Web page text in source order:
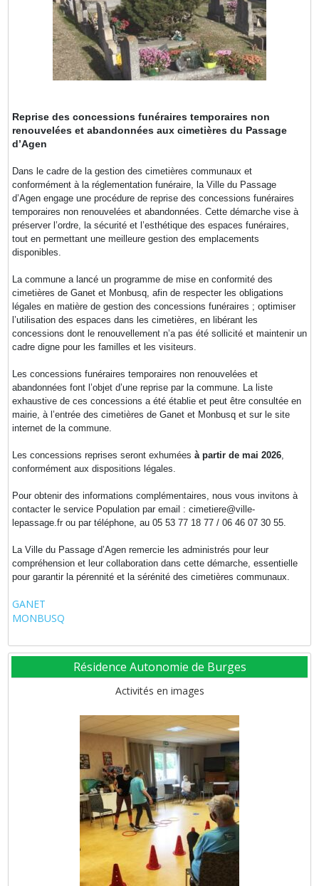
Reprise des concessions funéraires temporaires non
renouvelées et abandonnées aux cimetières du Passage
d’Agen
Dans le cadre de la gestion des cimetières communaux et
conformément à la réglementation funéraire, la Ville du Passage
d’Agen engage une procédure de reprise des concessions funéraires
temporaires non renouvelées et abandonnées. Cette démarche vise à
préserver l’ordre, la sécurité et l’esthétique des espaces funéraires,
tout en permettant une meilleure gestion des emplacements
disponibles.
La commune a lancé un programme de mise en conformité des
cimetières de Ganet et Monbusq, afin de respecter les obligations
légales en matière de gestion des concessions funéraires ; optimiser
l’utilisation des espaces dans les cimetières, en libérant les
concessions dont le renouvellement n’a pas été sollicité et maintenir un
cadre digne pour les familles et les visiteurs.
Les concessions funéraires temporaires non renouvelées et
abandonnées font l’objet d’une reprise par la commune. La liste
exhaustive de ces concessions a été établie et peut être consultée en
mairie, à l’entrée des cimetières de Ganet et Monbusq et sur le site
internet de la commune.
Les concessions reprises seront exhumées à partir de mai 2026
conformément aux dispositions légales.
Pour obtenir des informations complémentaires, nous vous invitons à
contacter le service Population par email : cimetiere@ville-
lepassage.fr ou par téléphone, au 05 53 77 18 77 / 06 46 07 30 55.
La Ville du Passage d’Agen remercie les administrés pour leur
compréhension et leur collaboration dans cette démarche, essentielle
pour garantir la pérennité et la sérénité des cimetières communaux.
GANET
MONBUSQ
Résidence Autonomie de Burges
Activités en images